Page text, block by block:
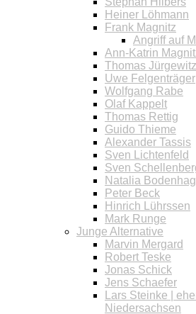
Heiner Löhmann
Frank Magnitz
Angriff auf
Ann-Katrin
Thomas Jürgewitz
Uwe Felgenträger
Wolfgang Rabe
Olaf Kappelt
Thomas Rettig
Guido Thieme
Alexander Tassis
Sven Lichtenfeld
Sven
Natalia
Peter Beck
Hinrich Lührssen
Mark Runge
Junge Alternative
Marvin Mergard
Robert Teske
Jonas Schick
Jens Schaefer
Lars Steinke |
Niedersachsen